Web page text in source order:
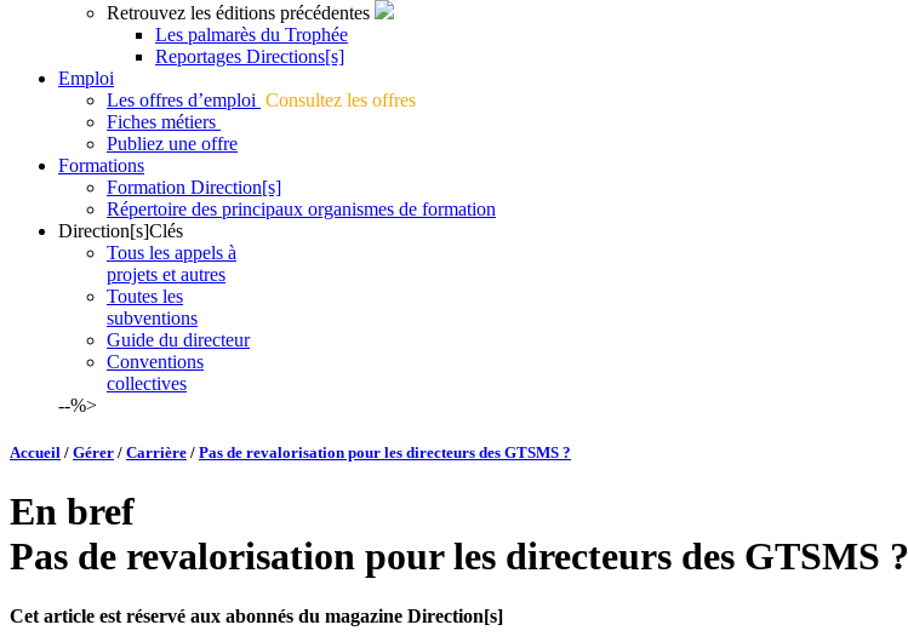
Retrouvez les éditions précédentes
Les palmarès du Trophée
Reportages Directions[s]
Emploi
Les offres d’emploi Consultez les offres
Fiches métiers
Publiez une offre
Formations
Formation Direction[s]
Répertoire des principaux organismes de formation
Direction[s]Clés
Tous les appels à
projets et autres
Toutes les
subventions
Guide du directeur
Conventions
collectives
--%>
Accueil / Gérer / Carrière / Pas de revalorisation pour les directeurs des GTSMS ?
En bref
Pas de revalorisation pour les directeurs des GTSMS ?
Cet article est réservé aux abonnés du magazine Direction[s]